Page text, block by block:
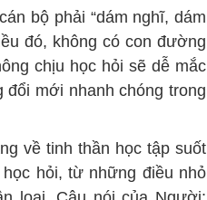
bộ phải “dám nghĩ, dám
đó, không có con đường
chịu học hỏi sẽ dễ mắc
mới nhanh chóng trong
về tinh thần học tập suốt
hỏi, từ những điều nhỏ